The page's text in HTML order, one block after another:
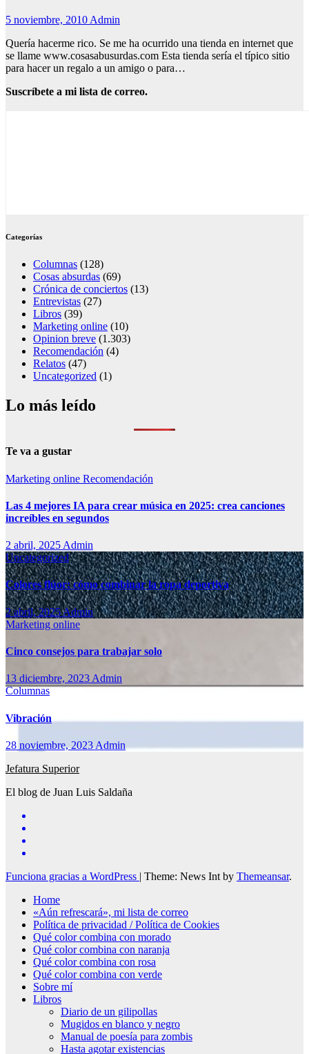
5 noviembre, 2010Admin
Quería hacerme rico. Se me ha ocurrido una tienda en internet que
se llame www.cosasabusurdas.com Esta tienda sería el típico sitio
para hacer un regalo a un amigo o para…
Suscríbete a mi lista de correo.
Categorías
Columnas (128)
Cosas absurdas (69)
Crónica de conciertos (13)
Entrevistas (27)
Libros (39)
Marketing online (10)
Opinion breve (1.303)
Recomendación (4)
Relatos (47)
Uncategorized (1)
Lo más leído
Te va a gustar
Marketing online Recomendación
Las 4 mejores IA para crear música en 2025: crea canciones
increíbles en segundos
2 abril, 2025 Admin
Uncategorized
Colores flúor: cómo combinar la ropa deportiva
2 abril, 2025Admin
Marketing online
Cinco consejos para trabajar solo
13 diciembre, 2023 Admin
Columnas
Vibración
28 noviembre, 2023 Admin
Jefatura Superior
El blog de Juan Luis Saldaña
Funciona gracias a WordPress | Theme: News Int by Themeansar.
Home
«Aún refrescará», mi lista de correo
Política de privacidad / Política de Cookies
Qué color combina con morado
Qué color combina con naranja
Qué color combina con rosa
Qué color combina con verde
Sobre mí
Libros
Diario de un gilipollas
Mugidos en blanco y negro
Manual de poesía para zombis
Hasta agotar existencias